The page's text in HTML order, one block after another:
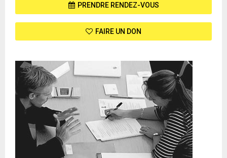
PRENDRE RENDEZ-VOUS
FAIRE UN DON